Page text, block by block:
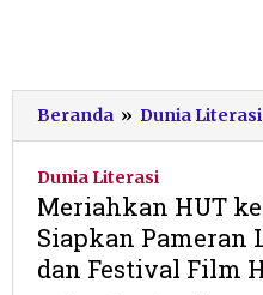
Beranda » Dunia Literasi
Dunia Literasi
Meriahkan HUT
Siapkan Pameran
dan Festival Film